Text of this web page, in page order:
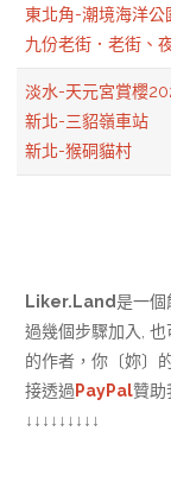
東北角-潮境海洋公
九份老街．老街、
淡水-天元宮賞櫻
新北-三貂嶺車站
新北-猴硐貓村
Liker.Land是一個
過幾個步驟加入, 也
的作者，你〔妳〕
接透過 PayPal贊助
↓↓↓↓↓↓↓↓↓